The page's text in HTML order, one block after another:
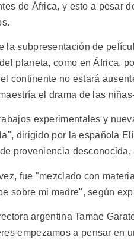
de África, y esto a pesar
la subpresentación de
planeta, como en África,
continente no estará
el drama de las
experimentales y
dirigido por la española
proveniencia
fue "mezclado con
sobre mi madre", según
argentina Tamae
empezamos a pensar en